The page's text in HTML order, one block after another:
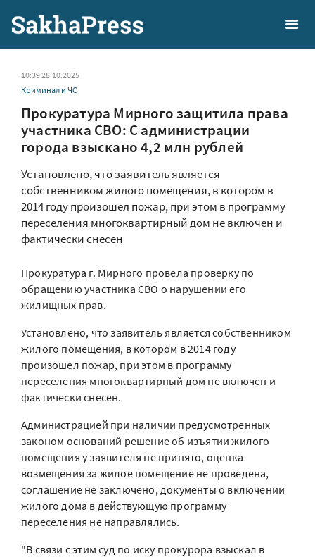
10:39 28.10.2025
Криминал и ЧС
Прокуратура Мирного защитила права
участника СВО: С администрации
города взыскано 4,2 млн рублей
Установлено, что заявитель является
собственником жилого помещения, в котором в
2014 году произошел пожар, при этом в программу
переселения многоквартирный дом не включен и
фактически снесен
Прокуратура г. Мирного провела проверку по
обращению участника СВО о нарушении его
жилищных прав.
Установлено, что заявитель является собственником
жилого помещения, в котором в 2014 году
произошел пожар, при этом в программу
переселения многоквартирный дом не включен и
фактически снесен.
Администрацией при наличии предусмотренных
законом оснований решение об изъятии жилого
помещения у заявителя не принято, оценка
возмещения за жилое помещение не проведена,
соглашение не заключено, документы о включении
жилого дома в действующую программу
переселения не направлялись.
"В связи с этим суд по иску прокурора взыскал в